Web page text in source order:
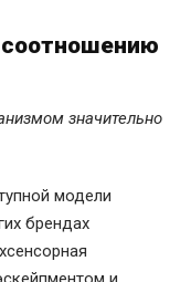
соотношению
значительно
модели
брендах